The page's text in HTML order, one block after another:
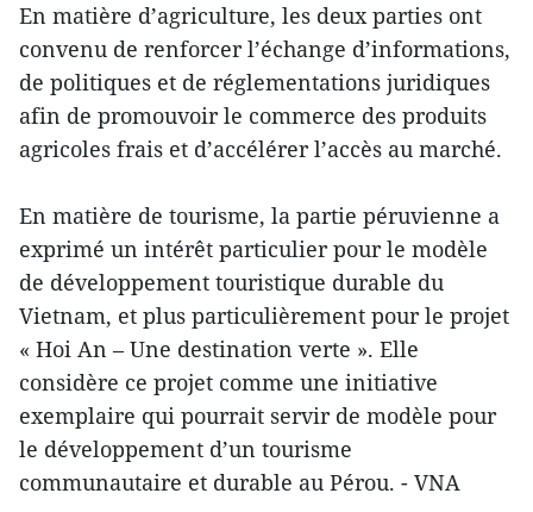
En matière d’agriculture, les deux parties ont
convenu de renforcer l’échange d’informations,
de politiques et de réglementations juridiques
afin de promouvoir le commerce des produits
agricoles frais et d’accélérer l’accès au marché.
En matière de tourisme, la partie péruvienne a
exprimé un intérêt particulier pour le modèle
de développement touristique durable du
Vietnam, et plus particulièrement pour le projet
« Hoi An – Une destination verte ». Elle
considère ce projet comme une initiative
exemplaire qui pourrait servir de modèle pour
le développement d’un tourisme
communautaire et durable au Pérou. - VNA